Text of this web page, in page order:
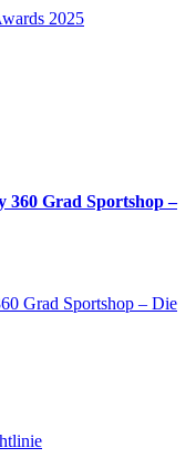
2025
360 Grad Sportshop –
Grad Sportshop – Die